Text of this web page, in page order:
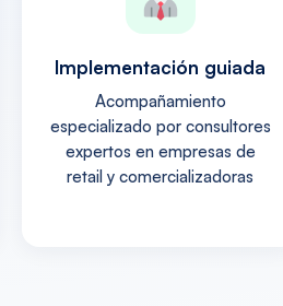
Implementación guiada
Acompañamiento
especializado por consultores
expertos en empresas de
retail y comercializadoras